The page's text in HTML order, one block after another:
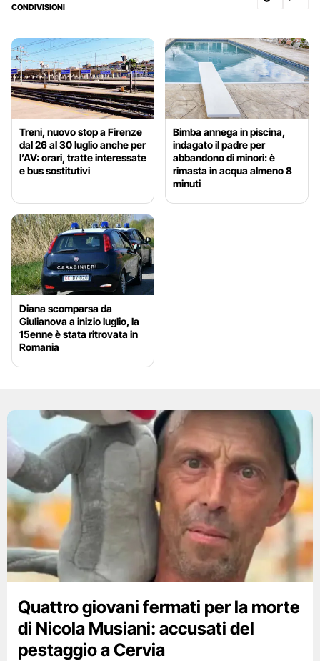
CONDIVISIONI
Treni, nuovo stop a Firenze
dal 26 al 30 luglio anche per
l’AV: orari, tratte interessate
e bus sostitutivi
Bimba annega in piscina,
indagato il padre per
abbandono di minori: è
rimasta in acqua almeno 8
minuti
Diana scomparsa da
Giulianova a inizio luglio, la
15enne è stata ritrovata in
Romania
Quattro giovani fermati per la morte
di Nicola Musiani: accusati del
pestaggio a Cervia